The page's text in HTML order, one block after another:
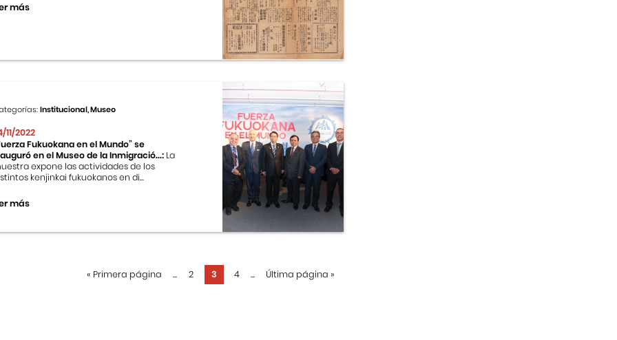
más
Institucional, Museo
11/2022
Fukuokana en el Mundo” se
en el Museo de la Inmigració...: La
expone las actividades de los
kenjinkai fukuokanos en di...
más
« Primera página ... 2 3 4 ... Última página »